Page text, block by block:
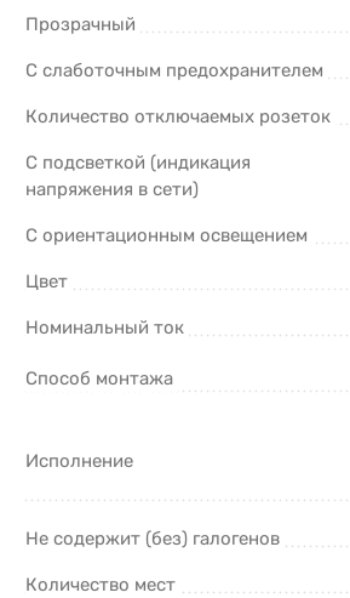
Прозрачный
С слаботочным предохранителем
Количество отключаемых розеток
С подсветкой (индикация
напряжения в сети)
С ориентационным освещением
Цвет
Номинальный ток
Способ монтажа
Исполнение
Не содержит (без) галогенов
Количество мест